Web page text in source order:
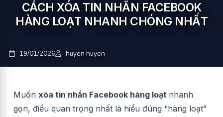
CÁCH XÓA TIN NHẮN FACEBOOK
HÀNG LOẠT NHANH CHÓNG NHẤT
19/01/2026 huyen huyen
Muốn xóa tin nhắn Facebook hàng loạt nhanh
gọn, điều quan trọng nhất là hiểu đúng “hàng loạt”